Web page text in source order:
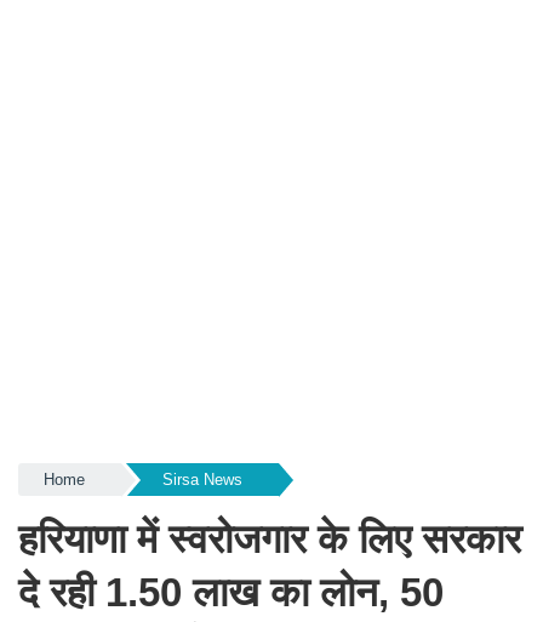
Home Sirsa News
हरियाणा में स्वरोजगार के लिए सरकार
दे रही 1.50 लाख का लोन, 50